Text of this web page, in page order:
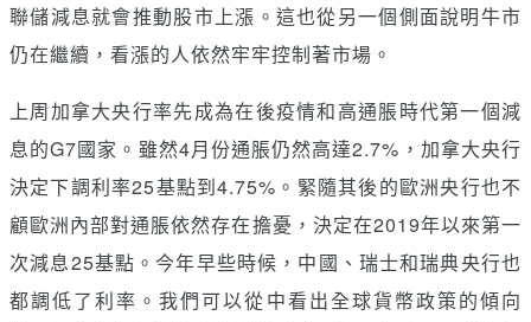
聯儲減息就會推動股市上漲。這也從另一個側面說明牛市
仍在繼續，看漲的人依然牢牢控制著市場。
上周加拿大央行率先成為在後疫情和高通脹時代第一個減
息的G7國家。雖然4月份通脹仍然高達2.7%，加拿大央行
決定下調利率25基點到4.75%。緊隨其後的歐洲央行也不
顧歐洲內部對通脹依然存在擔憂，決定在2019年以來第一
次減息25基點。今年早些時候，中國、瑞士和瑞典央行也
都調低了利率。我們可以從中看出全球貨幣政策的傾向